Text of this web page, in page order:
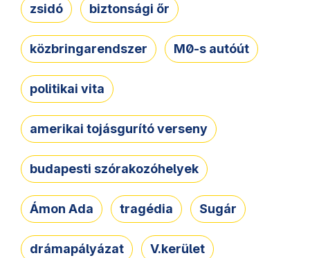
zsidó biztonsági őr
közbringarendszer M0-s autóút
politikai vita
amerikai tojásgurító verseny
budapesti szórakozóhelyek
Ámon Ada tragédia Sugár
drámapályázat V.kerület